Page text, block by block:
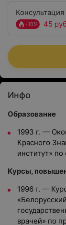
-10% 45
Инфо
Образование
1993 г. —
Красного
институт»
Курсы,
1996 г. —
врачей» по